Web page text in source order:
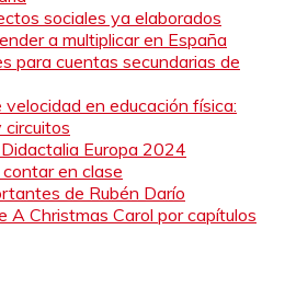
sociales ya elaborados
a multiplicar en España
para cuentas secundarias de
velocidad en educación física:
circuitos
Europa 2024
en clase
de Rubén Darío
A Christmas Carol por capítulos